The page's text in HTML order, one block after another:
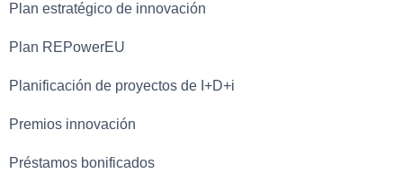
Plan estratégico de innovación
Plan REPowerEU
Planificación de proyectos de I+D+i
Premios innovación
Préstamos bonificados